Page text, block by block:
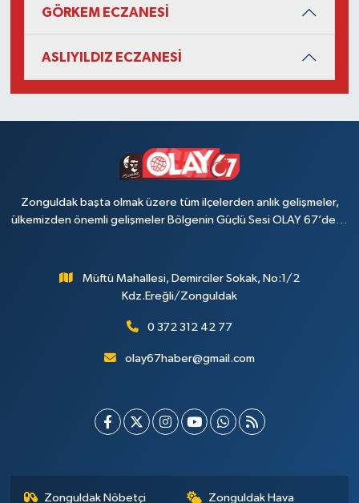
GÖRKEM ECZANESİ
ASLIYILDIZ ECZANESİ
Zonguldak başta olmak üzere tüm ilçelerden anlık gelişmeler,
ülkemizden önemli gelişmeler Bölgenin Güçlü Sesi OLAY 67’de…
Müftü Mahallesi, Demirciler Sokak, No:1/2
Kdz.Ereğli/Zonguldak
0 372 312 42 77
olay67haber@gmail.com
Zonguldak Nöbetçi Zonguldak Hava